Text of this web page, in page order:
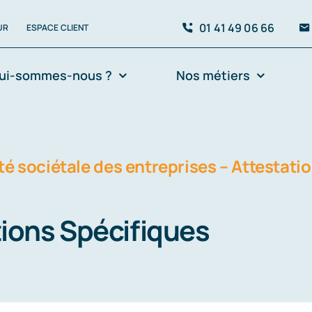
ESPACE CLIENT 01 41 49 06 66
sommes-nous ? Nos métiers
sociétale des entreprises –
Spécifiques